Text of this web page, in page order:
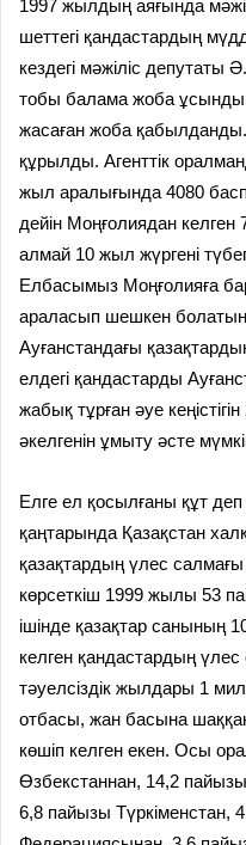
1997 жылдың аяғында
шеттегі қандастардың
кездегі мәжіліс депутаты
тобы балама жоба
жасаған жоба қабылданды.
құрылды. Агенттік
жыл аралығында 4080
дейін Моңғолиядан
алмай 10 жыл жүргені
Елбасымыз Моңғолияға
араласып шешкен
Ауғанстандағы
елдегі қандастарды
жабық тұрған әуе
әкелгенін ұмыту әсте
Елге ел қосылғаны құт
қаңтарында Қазақстан
қазақтардың үлес
көрсеткіш 1999 жылы 53
ішінде қазақтар санының
келген қандастардың
тәуелсіздік жылдары 1
отбасы, жан басына
көшіп келген екен. Осы
Өзбекстаннан, 14,2
6,8 пайызы Түркіменстан,